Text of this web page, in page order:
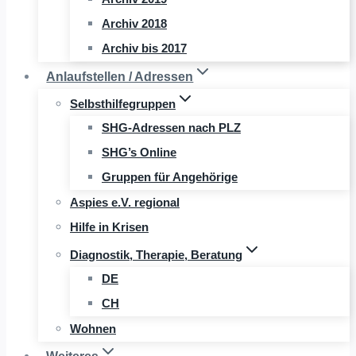
Archiv 2018
Archiv bis 2017
Anlaufstellen / Adressen
Selbsthilfegruppen
SHG-Adressen nach PLZ
SHG’s Online
Gruppen für Angehörige
Aspies e.V. regional
Hilfe in Krisen
Diagnostik, Therapie, Beratung
DE
CH
Wohnen